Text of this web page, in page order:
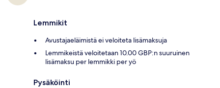
Lemmikit
Avustajaeläimistä ei veloiteta lisämaksuja
Lemmikeistä veloitetaan 10.00 GBP:n suuruinen
lisämaksu per lemmikki per yö
Pysäköinti